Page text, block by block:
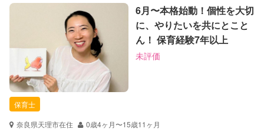
対応可否は個別に相談
絵・工作レッスン
定期予約 可能
お子様の撮影
（定期特典）
対応可能
特徴 料金 レビュー
サポートの特徴
資格
企業型割引対象(旧内閣府補助対象)
自治体届出済ベビーシッター
保育士
対応可能/特徴
送迎サポート
6月〜本格始動！個性を大切
に、やりたいを共にとこと
ん！ 保育経験7年以上
未評価
保育士
奈良県天理市在住
0歳4ヶ月〜15歳11ヶ月